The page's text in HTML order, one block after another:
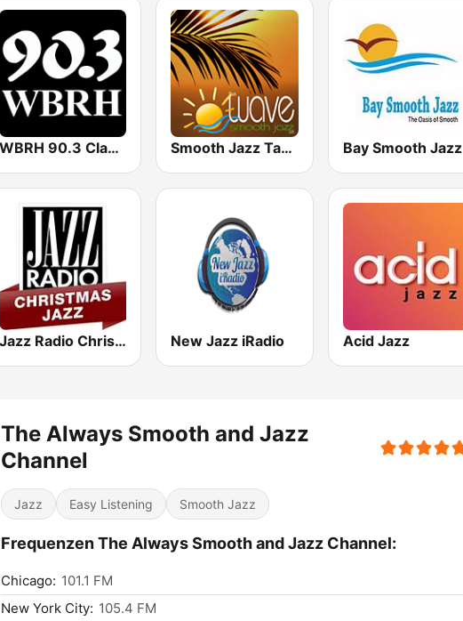
WBRH 90.3 Classic Jazz and Smooth Jazz Smooth Jazz Tampa Bay "The Wave" Bay Smooth Jazz
Jazz Radio Christmas Jazz New Jazz iRadio Acid Jazz
The Always Smooth and Jazz
Channel
Jazz Easy Listening Smooth Jazz
Frequenzen The Always Smooth and Jazz Channel:
Chicago: 101.1 FM
New York City: 105.4 FM